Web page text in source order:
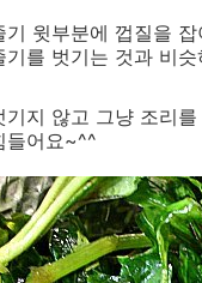
기 윗부분에 껍질을
기를 벗기는 것과 비슷
기지 않고 그냥 조리
들어요~^^